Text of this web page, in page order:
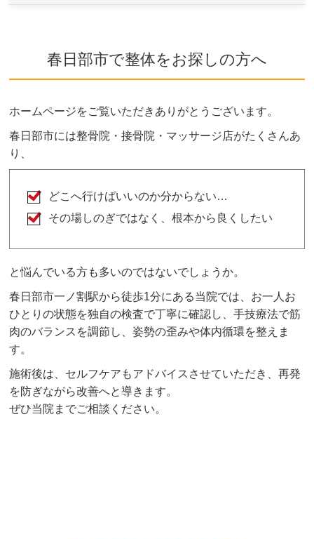
ご希望や症状によりボキボキする矯正もあります
が、痛みを感じないよう熟練した施術家が対応し
ボキボキが苦手な方はお気軽にご相談ください。
春日部市で整体をお探しの方へ
ホームページをご覧いただきありがとうございます。
春日部市には整骨院・接骨院・マッサージ店がたくさんあ
り、
どこへ行けばいいのか分からない…
その場しのぎではなく、根本から良くしたい
と悩んでいる方も多いのではないでしょうか。
春日部市一ノ割駅から徒歩1分にある当院では、お一人お
ひとりの状態を独自の検査で丁寧に確認し、手技療法で筋
肉のバランスを調節し、姿勢の歪みや体内循環を整えま
す。
施術後は、セルフケアもアドバイスさせていただき、再発
を防ぎながら改善へと導きます。
ぜひ当院までご相談ください。